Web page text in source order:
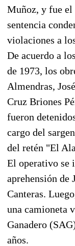
Muñoz, y fue el
sentencia
violaciones a
De acuerdo a
de 1973, los
Almendras,
Cruz Briones
fueron
cargo del
del retén "El
El operativo se
aprehensión de
Canteras.
una camioneta
Ganadero
años.